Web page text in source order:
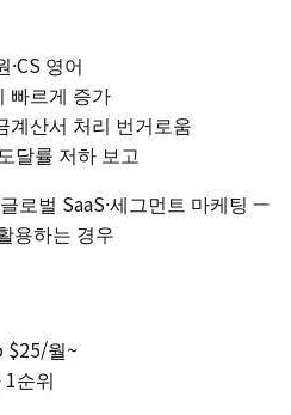
영어
빠르게 증가
계산서 처리 번거로움
달률 저하 보고
로벌 SaaS·세그먼트 마케팅 —
용하는 경우
$25/월~
1순위